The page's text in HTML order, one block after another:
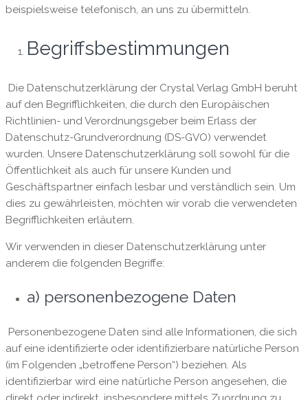
beispielsweise telefonisch, an uns zu übermitteln.
Begriffsbestimmungen
Die Datenschutzerklärung der Crystal Verlag GmbH beruht
auf den Begrifflichkeiten, die durch den Europäischen
Richtlinien- und Verordnungsgeber beim Erlass der
Datenschutz-Grundverordnung (DS-GVO) verwendet
wurden. Unsere Datenschutzerklärung soll sowohl für die
Öffentlichkeit als auch für unsere Kunden und
Geschäftspartner einfach lesbar und verständlich sein. Um
dies zu gewährleisten, möchten wir vorab die verwendeten
Begrifflichkeiten erläutern.
Wir verwenden in dieser Datenschutzerklärung unter
anderem die folgenden Begriffe:
a) personenbezogene Daten
Personenbezogene Daten sind alle Informationen, die sich
auf eine identifizierte oder identifizierbare natürliche Person
(im Folgenden „betroffene Person“) beziehen. Als
identifizierbar wird eine natürliche Person angesehen, die